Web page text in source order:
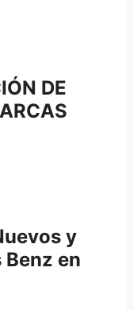
DE
y
Benz en